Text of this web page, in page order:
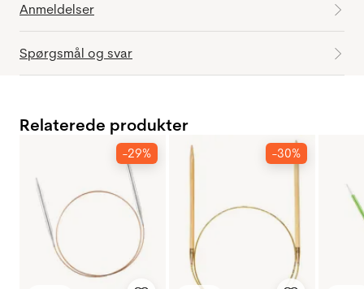
Anmeldelser
Spørgsmål og svar
Relaterede produkter
-29% -30%